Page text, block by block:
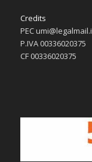
Credits
PEC
P.IVA 00336020375
CF 00336020375